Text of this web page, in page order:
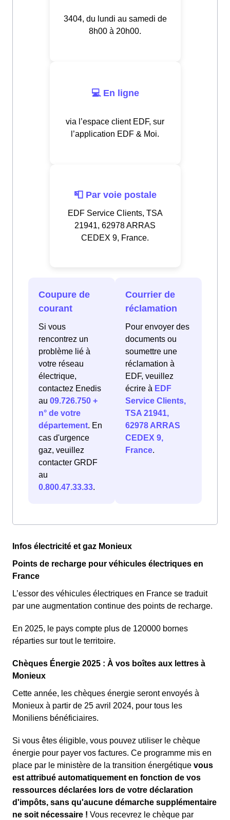
3404, du lundi au samedi de
8h00 à 20h00.
💻 En ligne
via l’espace client EDF, sur
l’application EDF & Moi.
📮 Par voie postale
EDF Service Clients, TSA
21941, 62978 ARRAS
CEDEX 9, France.
Coupure de
courant
Si vous
rencontrez un
problème lié à
votre réseau
électrique,
contactez Enedis
au 09.726.750 +
n° de votre
département. En
cas d'urgence
gaz, veuillez
contacter GRDF
au
0.800.47.33.33.
Courrier de
réclamation
Pour envoyer des
documents ou
soumettre une
réclamation à
EDF, veuillez
écrire à EDF
Service Clients,
TSA 21941,
62978 ARRAS
CEDEX 9,
France.
Infos électricité et gaz Monieux
Points de recharge pour véhicules électriques en
France
L’essor des véhicules électriques en France se traduit
par une augmentation continue des points de recharge.
En 2025, le pays compte plus de 120000 bornes
réparties sur tout le territoire.
Chèques Énergie 2025 : À vos boîtes aux lettres à
Monieux
Cette année, les chèques énergie seront envoyés à
Monieux à partir de 25 avril 2024, pour tous les
Moniliens bénéficiaires.
Si vous êtes éligible, vous pouvez utiliser le chèque
énergie pour payer vos factures. Ce programme mis en
place par le ministère de la transition énergétique vous
est attribué automatiquement en fonction de vos
ressources déclarées lors de votre déclaration
d'impôts, sans qu'aucune démarche supplémentaire
ne soit nécessaire ! Vous recevrez le chèque par